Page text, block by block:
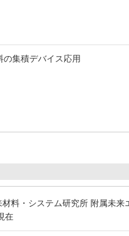
の集積デバイス応用
料・システム研究所 附属未
在